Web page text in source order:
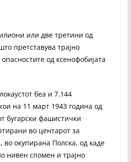
или две третини од
претставува трајно
од ксенофобијата
беа и 7.144
на 11 март 1943 година од
бугарски фашистички
во центарот за
окупирана Полска, од каде
нивен спомен и трајно